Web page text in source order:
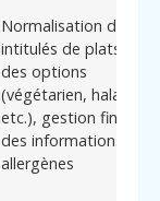
Normalisation des
intitulés de plats,
des options
(végétarien, halal,
etc.), gestion fine
des informations
allergènes